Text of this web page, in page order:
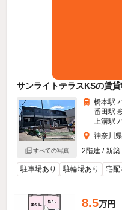
サンライトテラスKSの賃
すべての写真
橋本駅
番田駅
上溝駅
神奈川
2階建 / 新築
駐車場あり 駐輪場あり 宅配
8.5万円